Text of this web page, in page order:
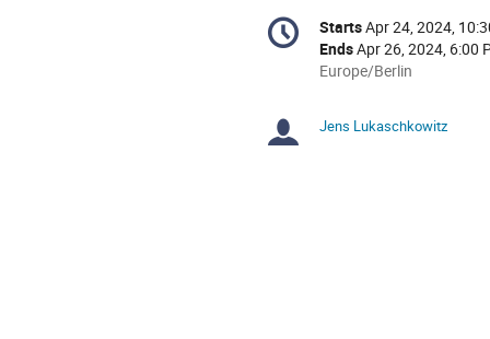
Conference
information
Date/Time
StartsApr 24, 2024,
EndsApr 26, 2024, 6:00
All
in
Europe/Berlin
Chairpersons
Jens Lukaschkowitz